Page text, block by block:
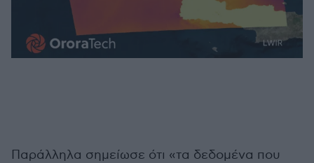
Παράλληλα σημείωσε ότι «τα δεδομένα που